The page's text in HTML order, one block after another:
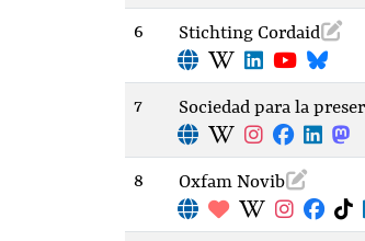
6 Stichting Cordaid
7 Sociedad para la
8 Oxfam Novib